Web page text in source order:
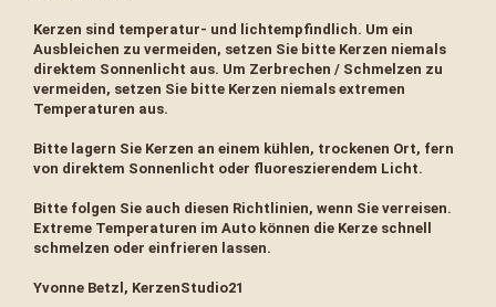
Kerzen sind temperatur- und lichtempfindlich. Um ein
Ausbleichen zu vermeiden, setzen Sie bitte Kerzen niemals
direktem Sonnenlicht aus. Um Zerbrechen / Schmelzen zu
vermeiden, setzen Sie bitte Kerzen niemals extremen
Temperaturen aus.
Bitte lagern Sie Kerzen an einem kühlen, trockenen Ort, fern
von direktem Sonnenlicht oder fluoreszierendem Licht.
Bitte folgen Sie auch diesen Richtlinien, wenn Sie verreisen.
Extreme Temperaturen im Auto können die Kerze schnell
schmelzen oder einfrieren lassen.
Yvonne Betzl, KerzenStudio21